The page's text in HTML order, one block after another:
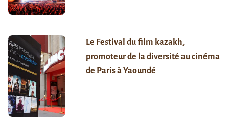
Le Festival du film kazakh,
promoteur de la diversité au cinéma
de Paris à Yaoundé